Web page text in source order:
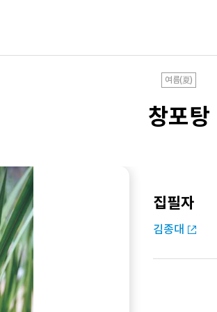
여름(夏)
창포탕
집필자
김종대